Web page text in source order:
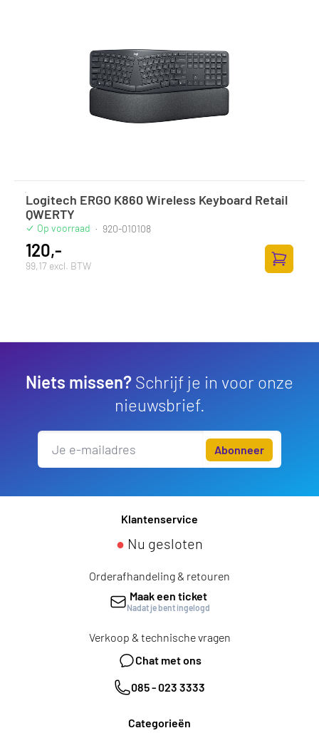
Logitech ERGO K860 Wireless Keyboard Retail
QWERTY
Op voorraad · 920-010108
120,-
99,17 excl. BTW
Niets missen? Schrijf je in voor onze
nieuwsbrief.
Abonneer
Klantenservice
● Nu gesloten
Orderafhandeling & retouren
Maak een ticket
Nadat je bent ingelogd
Verkoop & technische vragen
Chat met ons
085 - 023 3333
Categorieën